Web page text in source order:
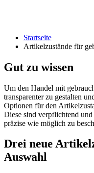
Startseite
Artikelzustände für
Gut zu wissen
Um den Handel mit
transparenter zu gestalten
Optionen für den
Diese sind verpflichtend
präzise wie möglich zu
Drei neue
Auswahl